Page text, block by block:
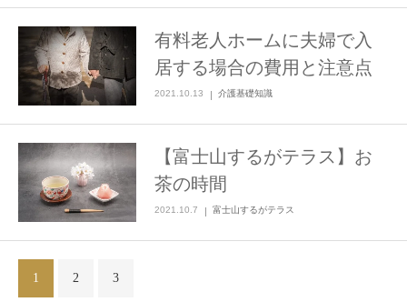
有料老人ホームに夫婦で入
居する場合の費用と注意点
2021.10.13 介護基礎知識
【富士山するがテラス】お
茶の時間
2021.10.7 富士山するがテラス
1 2 3